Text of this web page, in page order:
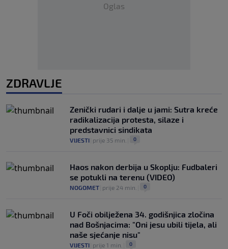
Oglas
ZDRAVLJE
Zenički rudari i dalje u jami: Sutra kreće
radikalizacija protesta, silaze i
predstavnici sindikata
VIJESTI prije 35 min. 0
Haos nakon derbija u Skoplju: Fudbaleri
se potukli na terenu (VIDEO)
NOGOMET prije 24 min. 0
U Foči obilježena 34. godišnjica zločina
nad Bošnjacima: "Oni jesu ubili tijela, ali
naše sjećanje nisu"
VIJESTI prije 1 min. 0